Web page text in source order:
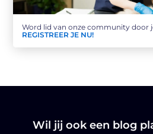
Word lid van onze community door
REGISTREER JE NU!
Wil jij ook een blog